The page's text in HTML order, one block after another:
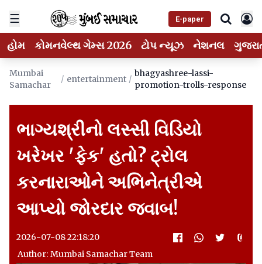
☰ E-paper
હોમ કોમનવેલ્થ ગેમ્સ 2026 ટોપ ન્યૂઝ નેશનલ
Mumbai
Samachar
/ entertainment /
bhagyashree-lassi-
promotion-trolls-response
ભાગ્યશ્રીનો લસ્સી વિડિયો
ખરેખર 'ફેક' હતો? ટ્રોલ
કરનારાઓને અભિનેત્રીએ
આપ્યો જોરદાર જવાબ!
2026-07-08 22:18:20
Author: Mumbai Samachar Team